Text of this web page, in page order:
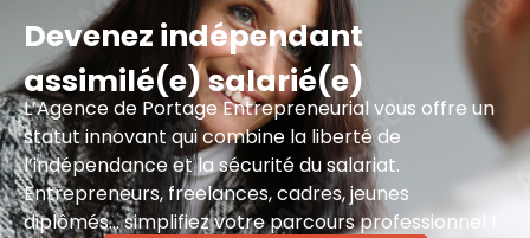
Devenez indépendant
assimilé(e) salarié(e)
L’Agence de Portage Entrepreneurial vous offre un
statut innovant qui combine la liberté de
l’indépendance et la sécurité du salariat.
Entrepreneurs, freelances, cadres, jeunes
diplômés… simplifiez votre parcours professionnel !